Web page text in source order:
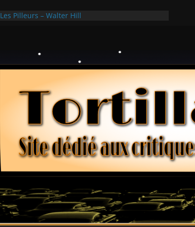
Les Pilleurs – Walter Hill
Ça chauffe au lycée Ridgemont – Amy Heckerling